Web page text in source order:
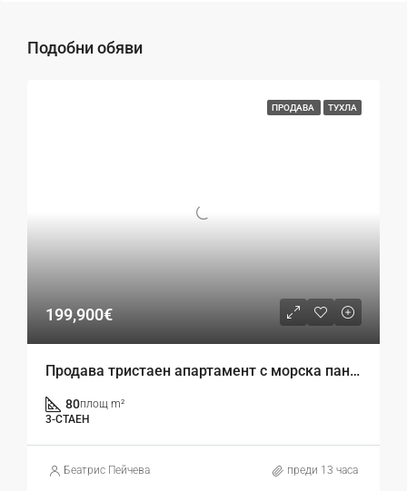
Подобни обяви
ПРОДАВА ТУХЛА
199,900€
Продава тристаен апартамент с морска панорама гр. Варна, кв. Бриз
80площ m²
3-СТАЕН
Беатрис Пейчева преди 13 часа